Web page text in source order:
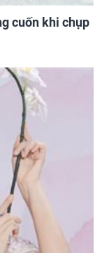
cuốn khi chụp